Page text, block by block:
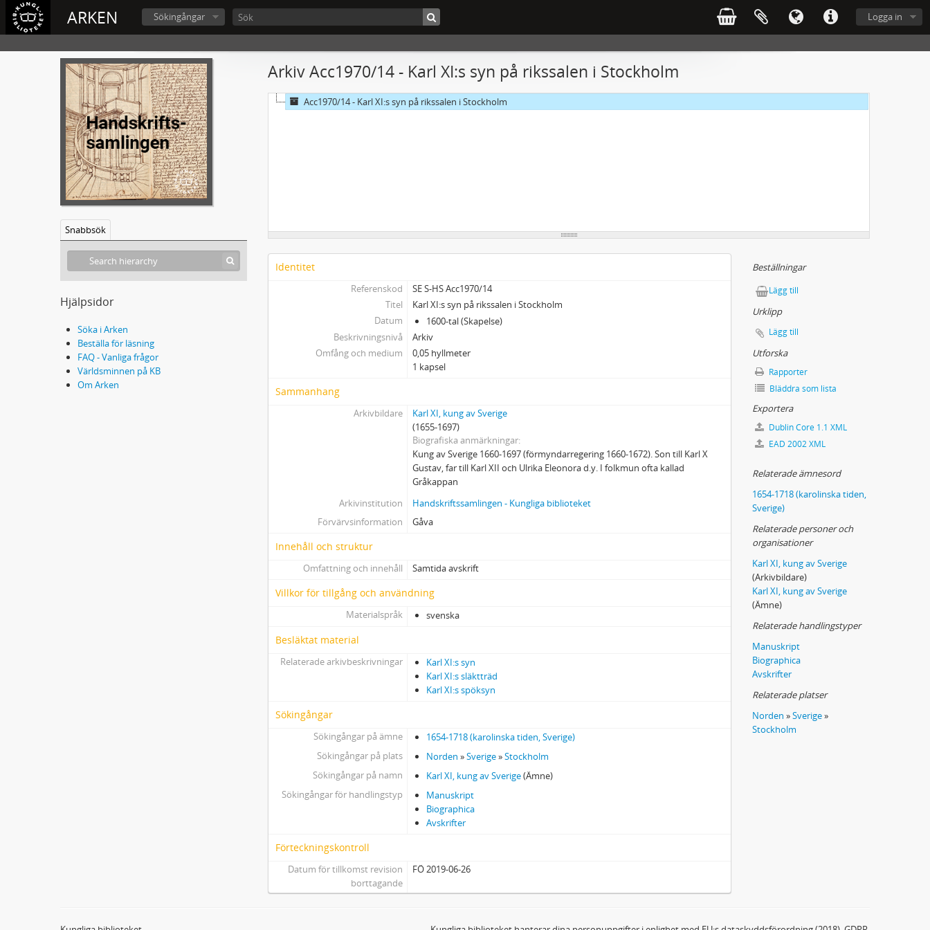
ARKEN Logga in
Sökingångar
Snabbsök
Hjälpsidor
Söka i Arken
Beställa för läsning
FAQ - Vanliga frågor
Världsminnen på KB
Om Arken
Arkiv Acc1970/14 - Karl XI:s syn på rikssalen i Stockholm
Acc1970/14 - Karl XI:s syn på rikssalen i Stockholm
Identitet
Referenskod
SE S-HS Acc1970/14
Titel
Karl XI:s syn på rikssalen i Stockholm
Datum
1600-tal (Skapelse)
Beskrivningsnivå
Arkiv
Omfång och medium
0,05 hyllmeter
1 kapsel
Sammanhang
Arkivbildare
Karl XI, kung av Sverige
(1655-1697)
Biografiska anmärkningar
Kung av Sverige 1660-1697 (förmyndarregering 1660-1672). Son till Karl X
Gustav, far till Karl XII och Ulrika Eleonora d.y. I folkmun ofta kallad
Gråkappan
Arkivinstitution
Handskriftssamlingen - Kungliga biblioteket
Förvärvsinformation
Gåva
Innehåll och struktur
Omfattning och innehåll Samtida avskrift
Villkor för tillgång och användning
Materialspråk svenska
Besläktat material
Relaterade arkivbeskrivningar
Karl XI:s syn
Karl XI:s släktträd
Karl XI:s spöksyn
Sökingångar
Sökingångar på ämne
1654-1718 (karolinska tiden, Sverige)
Sökingångar på plats
Norden »Sverige»Stockholm
Sökingångar på namn
Karl XI, kung av Sverige(Ämne)
Sökingångar för handlingstyp
Manuskript
Biographica
Avskrifter
Förteckningskontroll
Datum för tillkomst revision
borttagande
FÖ 2019-06-26
Beställningar
Lägg till
Urklipp
Lägg till
Utforska
Rapporter
Bläddra som lista
Exportera
Dublin Core 1.1 XML
EAD 2002 XML
Relaterade ämnesord
1654-1718 (karolinska tiden,
Sverige)
Relaterade personer och
organisationer
Karl XI, kung av Sverige
(Arkivbildare)
Karl XI, kung av Sverige
(Ämne)
Relaterade handlingstyper
Manuskript
Biographica
Avskrifter
Relaterade platser
Norden »Sverige»
Stockholm